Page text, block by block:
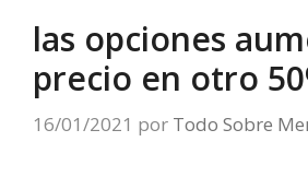
las opciones
precio en otro
16/01/2021 por Todo Sobre